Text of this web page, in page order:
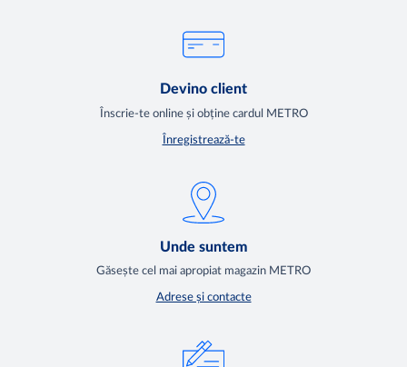
Devino client
Înscrie-te online și obține cardul METRO
Înregistrează-te
Unde suntem
Găsește cel mai apropiat magazin METRO
Adrese și contacte